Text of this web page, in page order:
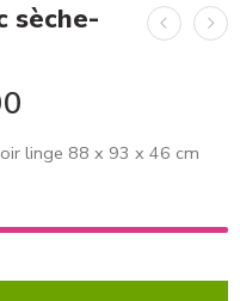
sèche-
linge 88 x 93 x 46 cm